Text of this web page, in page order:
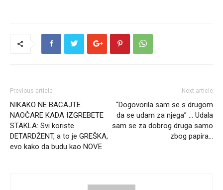
Previous article
NIKAKO NE BACAJTE
NAOČARE KADA IZGREBETE
STAKLA: Svi koriste
DETARDŽENT, a to je GREŠKA,
evo kako da budu kao NOVE
Next article
“Dogovorila sam se s drugom
da se udam za njega” … Udala
sam se za dobrog druga samo
zbog papira…